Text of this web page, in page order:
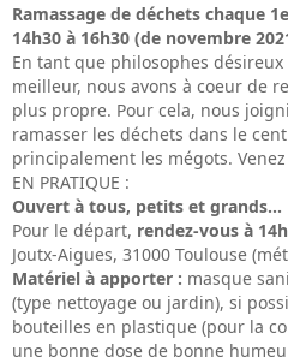
Ramassage de déchets chaque
14h30 à 16h30 (de novembre
En tant que philosophes
meilleur, nous avons à coeur de
plus propre. Pour cela, nous
ramasser les déchets dans le
principalement les mégots.
EN PRATIQUE :
Ouvert à tous, petits et grands...
Pour le départ, rendez-vous à
Joutx-Aigues, 31000 Toulouse
Matériel à apporter : masque
(type nettoyage ou jardin), si
bouteilles en plastique (pour la
une bonne dose de bonne